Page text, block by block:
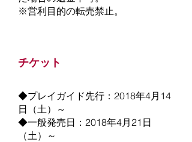
​※営利目的の転売禁止。
チケット
◆プレイガイド先行：2018年4月14
日（土）～
◆一般発売日：2018年4月21日
（土）～